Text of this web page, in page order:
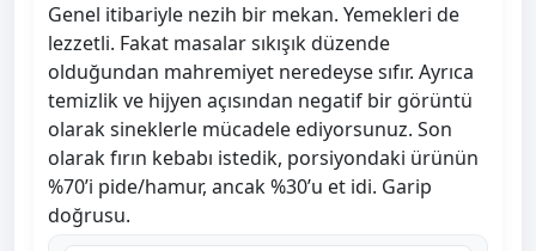
Genel itibariyle nezih bir mekan. Yemekleri de
lezzetli. Fakat masalar sıkışık düzende
olduğundan mahremiyet neredeyse sıfır. Ayrıca
temizlik ve hijyen açısından negatif bir görüntü
olarak sineklerle mücadele ediyorsunuz. Son
olarak fırın kebabı istedik, porsiyondaki ürünün
%70’i pide/hamur, ancak %30’u et idi. Garip
doğrusu.